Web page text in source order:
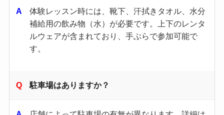
体験レッスン時には、靴下、汗拭きタオル、水分
補給用の飲み物（水）が必要です。​上下のレンタ
ルウェアが含まれており、手ぶらで参加可能で
す。 ​
駐車場はありますか？